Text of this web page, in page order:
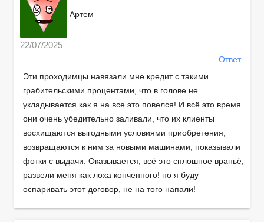
Артем
22/07/2025
Ответ
Эти проходимцы навязали мне кредит с такими
грабительскими процентами, что в голове не
укладывается как я на все это повелся! И всё это время
они очень убедительно заливали, что их клиенты
восхищаются выгодными условиями приобретения,
возвращаются к ним за новыми машинами, показывали
фотки с выдачи. Оказывается, всё это сплошное враньё,
развели меня как лоха конченного! но я буду
оспаривать этот договор, не на того напали!